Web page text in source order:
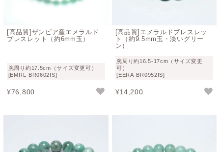
すめです。
間の直射日光による太陽光浄化は避けていただくことが望
ましいです。石の美しさと安定した状態を保つためにも、
穏やかなケアを心がけてご使用ください。
和名 翠玉（すいぎょく）、緑玉（りょくぎょく）
[高品質]ザンビア産エメラルド
ブレスレット（約6mm玉）
腕周り約17.5cm（サイズ変更可）
[EMRL-BR0602IS]
¥76,800
[高品質]エメラルドブレスレッ
ト（約9.5mm玉・淡いグリー
ン）
腕周り約16.5-17cm（サイズ変更
可）
[EERA-BR0952IS]
¥14,200